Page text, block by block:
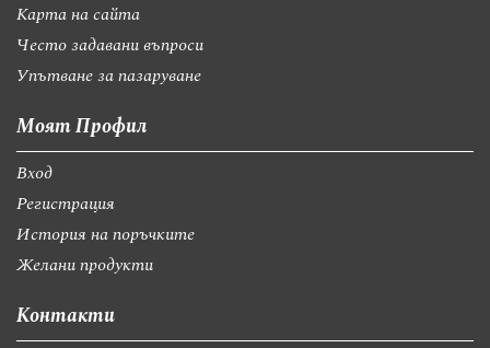
Карта на сайта
Често задавани въпроси
Упътване за пазаруване
Моят Профил
Вход
Регистрация
История на поръчките
Желани продукти
Контакти